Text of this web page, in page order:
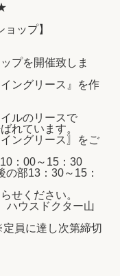
ップ】
プを開催致しま
ングリース』を作
ルのリースで
れています。
ングリース〗をご
：00～15：30
の部13：30～15：
せください。
ウスドクター山
員に達し次第締切